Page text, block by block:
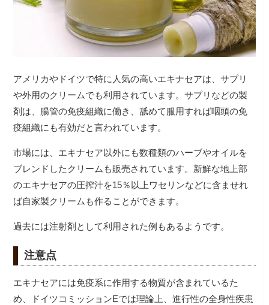
アメリカやドイツで特に人気の高いエキナセアは、サプリ
や外用のクリームでも利用されています。サプリなどの製
剤は、腸管の免疫組織に働き、舐めて服用すれば咽頭の免
疫組織にも有効だと言われています。
市場には、エキナセア以外にも数種類のハーブやオイルを
ブレンドしたクリームも販売されています。新鮮な地上部
のエキナセアの圧搾汁を15％以上ワセリンなどに含ませれ
ば自家製クリームも作ることができます。
過去には注射剤として利用された例もあるようです。
注意点
エキナセアには免疫系に作用する物質が含まれているた
め、ドイツコミッションEでは理論上、進行性の全身性疾患